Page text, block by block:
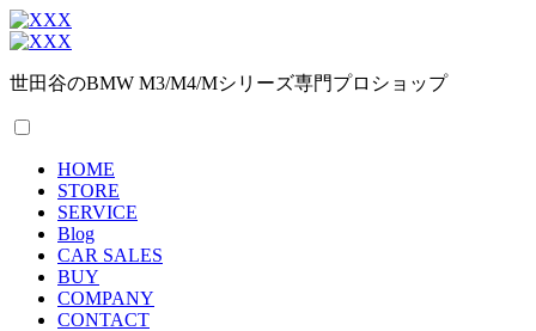
世田谷のBMW M3/M4/Mシリーズ専門プロショップ
HOME
STORE
SERVICE
Blog
CAR SALES
BUY
COMPANY
CONTACT